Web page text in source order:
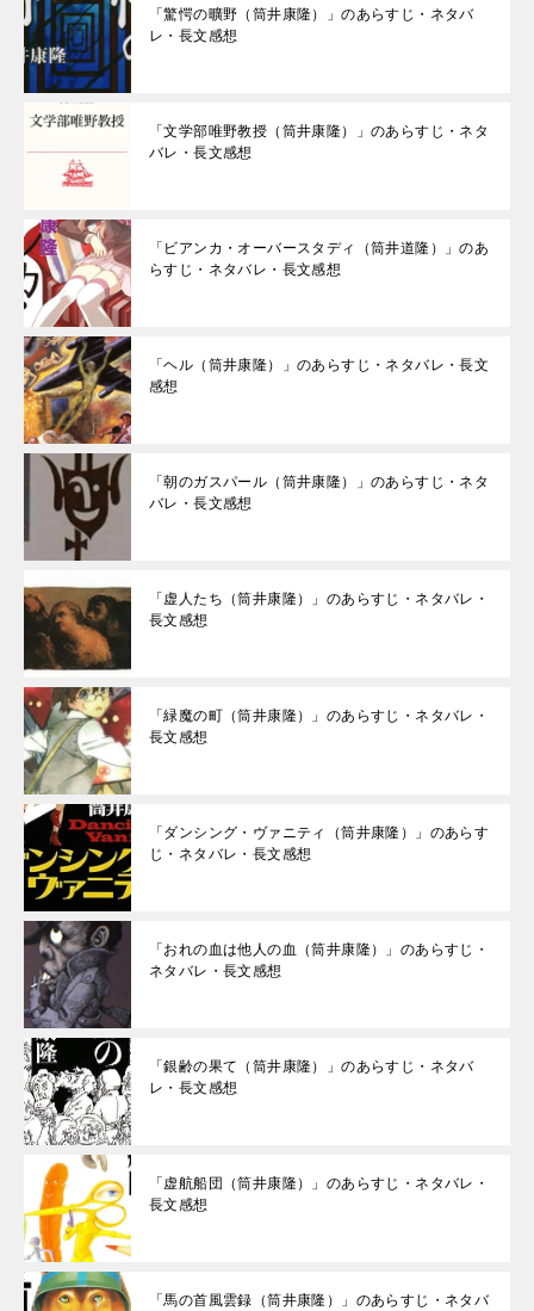
「驚愕の曠野（筒井康隆）」のあらすじ・ネタバ
レ・長文感想
「文学部唯野教授（筒井康隆）」のあらすじ・ネタ
バレ・長文感想
「ビアンカ・オーバースタディ（筒井道隆）」のあ
らすじ・ネタバレ・長文感想
「ヘル（筒井康隆）」のあらすじ・ネタバレ・長文
感想
「朝のガスパール（筒井康隆）」のあらすじ・ネタ
バレ・長文感想
「虚人たち（筒井康隆）」のあらすじ・ネタバレ・
長文感想
「緑魔の町（筒井康隆）」のあらすじ・ネタバレ・
長文感想
「ダンシング・ヴァニティ（筒井康隆）」のあらす
じ・ネタバレ・長文感想
「おれの血は他人の血（筒井康隆）」のあらすじ・
ネタバレ・長文感想
「銀齢の果て（筒井康隆）」のあらすじ・ネタバ
レ・長文感想
「虚航船団（筒井康隆）」のあらすじ・ネタバレ・
長文感想
「馬の首風雲録（筒井康隆）」のあらすじ・ネタバ